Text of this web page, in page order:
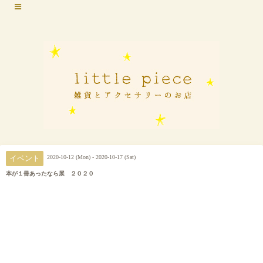
イベント 2020-10-12 (Mon) - 2020-10-17 (Sat)
本が１冊あったなら展 ２０２０